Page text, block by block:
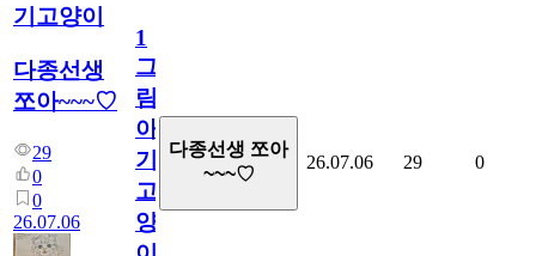
기고양이
다종선생
쪼아~~~♡
29
0
0
26.07.06
1
그
림...
아
기
고
양
다종선생 쪼아
~~~♡
26.07.06 29 0